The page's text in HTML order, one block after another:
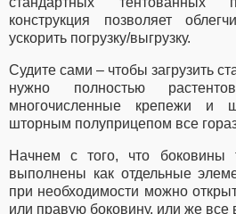
конструкция позволяет
ускорить погрузку/выгрузку.
Судите сами – чтобы загрузить
нужно полностью
многочисленные крепежи
шторным полуприцепом все
Начнем с того, что боковины
выполнены как отдельные
при необходимости можно
или правую боковину, или же все